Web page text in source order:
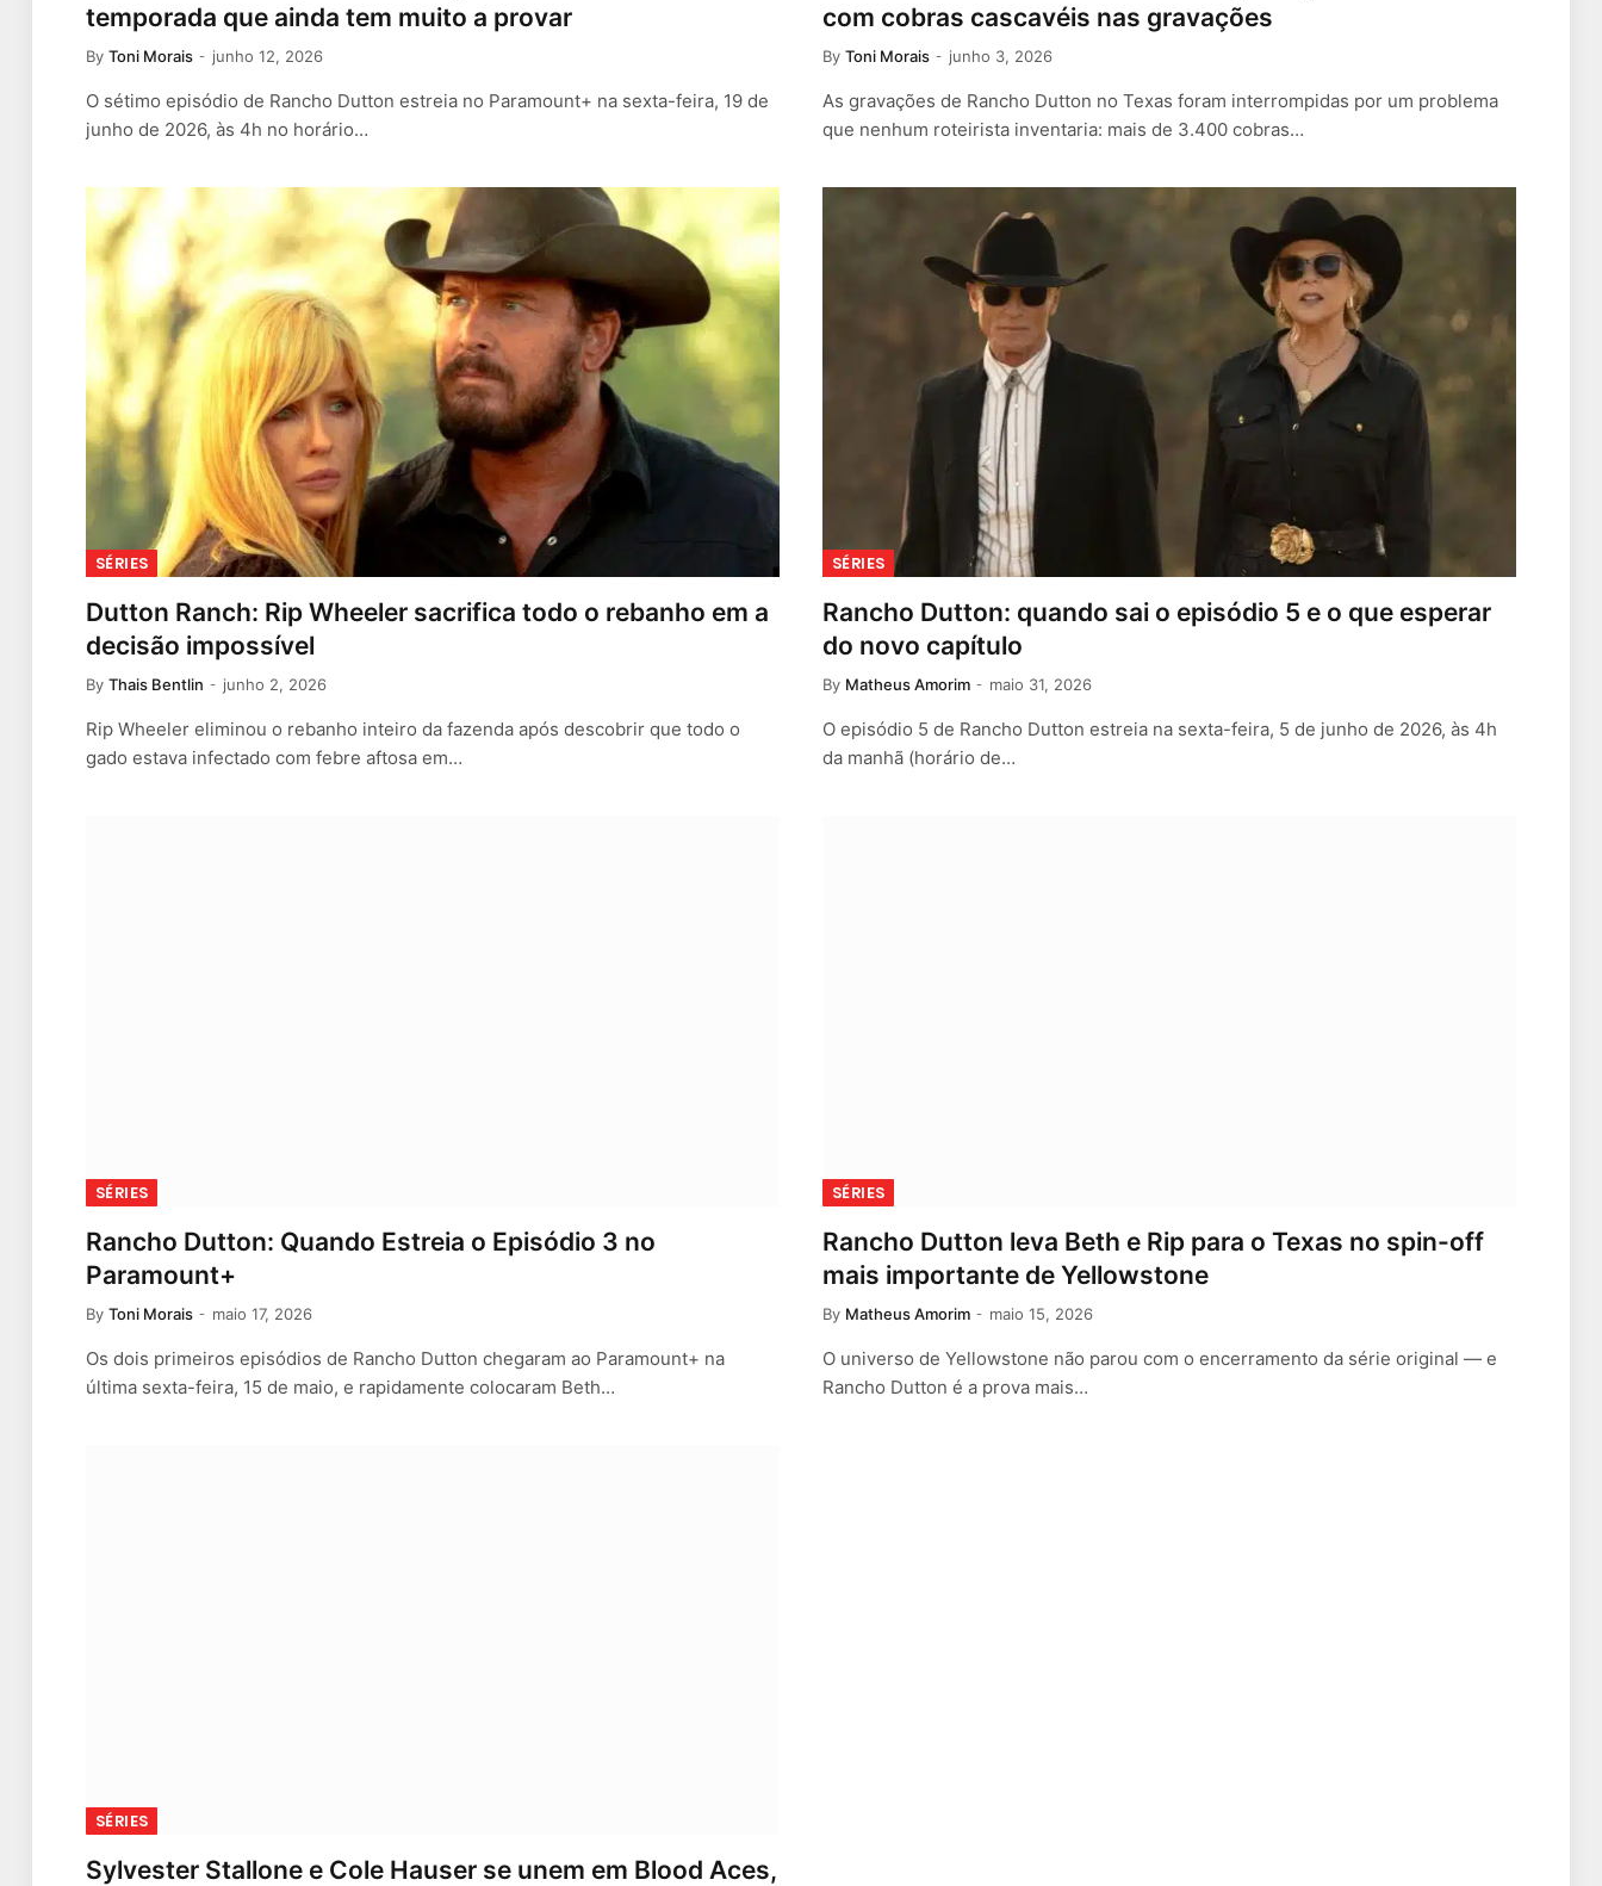
temporada que ainda tem muito a provar
By Toni Morais junho 12, 2026
O sétimo episódio de Rancho Dutton estreia no Paramount+ na sexta-feira, 19 de
junho de 2026, às 4h no horário…
com cobras cascavéis nas gravações
By Toni Morais junho 3, 2026
As gravações de Rancho Dutton no Texas foram interrompidas por um problema
que nenhum roteirista inventaria: mais de 3.400 cobras…
SÉRIES
Dutton Ranch: Rip Wheeler sacrifica todo o rebanho em a
decisão impossível
By Thais Bentlin junho 2, 2026
Rip Wheeler eliminou o rebanho inteiro da fazenda após descobrir que todo o
gado estava infectado com febre aftosa em…
SÉRIES
Rancho Dutton: quando sai o episódio 5 e o que esperar
do novo capítulo
By Matheus Amorim maio 31, 2026
O episódio 5 de Rancho Dutton estreia na sexta-feira, 5 de junho de 2026, às 4h
da manhã (horário de…
SÉRIES
Rancho Dutton: Quando Estreia o Episódio 3 no
Paramount+
By Toni Morais maio 17, 2026
Os dois primeiros episódios de Rancho Dutton chegaram ao Paramount+ na
última sexta-feira, 15 de maio, e rapidamente colocaram Beth…
SÉRIES
Rancho Dutton leva Beth e Rip para o Texas no spin-off
mais importante de Yellowstone
By Matheus Amorim maio 15, 2026
O universo de Yellowstone não parou com o encerramento da série original — e
Rancho Dutton é a prova mais…
SÉRIES
Sylvester Stallone e Cole Hauser se unem em Blood Aces,